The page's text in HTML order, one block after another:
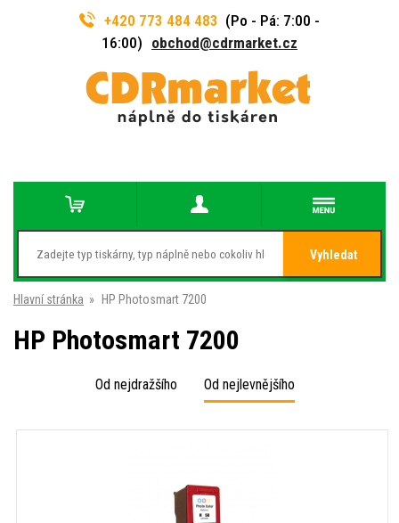
+420 773 484 483 (Po - Pá: 7:00 -
16:00) obchod@cdrmarket.cz
Vyhledat
Hlavní stránka » HP Photosmart 7200
HP Photosmart 7200
Od nejdražšího Od nejlevnějšího